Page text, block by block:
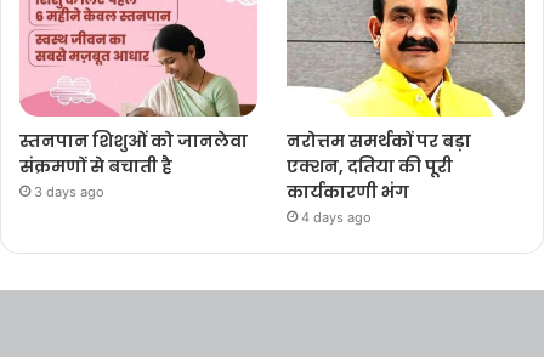
स्तनपान शिशुओं को जानलेवा
संक्रमणों से बचाती है
3 days ago
नरोत्तम समर्थकों पर बड़ा
एक्शन, दतिया की पूरी
कार्यकारणी भंग
4 days ago